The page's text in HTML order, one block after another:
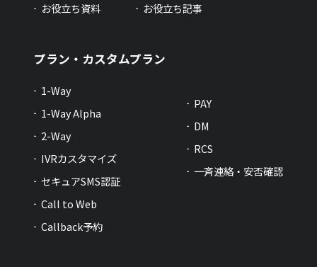
お役立ち資料 お役立ち記事
プラン・カスタムプラン
1-Way
1-Way Alpha
2-Way
IVRカスタマイズ
セキュアSMS認証
Call to Web
Callback予約
PAY
DM
RCS
一斉連絡・安否確認